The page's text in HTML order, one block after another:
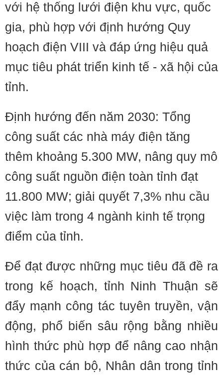
với hệ thống lưới điện khu vực, quốc
gia, phù hợp với định hướng Quy
hoạch điện VIII và đáp ứng hiệu quả
mục tiêu phát triển kinh tế - xã hội của
tỉnh.
Định hướng đến năm 2030: Tổng
công suất các nhà máy điện tăng
thêm khoảng 5.300 MW, nâng quy mô
công suất nguồn điện toàn tỉnh đạt
11.800 MW; giải quyết 7,3% nhu cầu
việc làm trong 4 ngành kinh tế trọng
điểm của tỉnh.
Để đạt được những mục tiêu đã đề ra
trong kế hoạch, tỉnh Ninh Thuận sẽ
đẩy mạnh công tác tuyên truyền, vận
động, phổ biến sâu rộng bằng nhiều
hình thức phù hợp để nâng cao nhận
thức của cán bộ, Nhân dân trong tỉnh